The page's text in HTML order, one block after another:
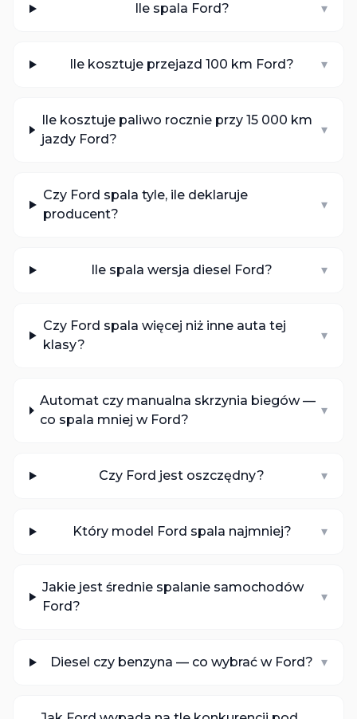
Ile spala Ford? ▾
Ile kosztuje przejazd 100 km Ford? ▾
Ile kosztuje paliwo rocznie przy 15 000 km
jazdy Ford?
▾
Czy Ford spala tyle, ile deklaruje
producent?
▾
Ile spala wersja diesel Ford? ▾
Czy Ford spala więcej niż inne auta tej
klasy?
▾
Automat czy manualna skrzynia biegów —
co spala mniej w Ford?
▾
Czy Ford jest oszczędny? ▾
Który model Ford spala najmniej? ▾
Jakie jest średnie spalanie samochodów
Ford?
▾
Diesel czy benzyna — co wybrać w Ford? ▾